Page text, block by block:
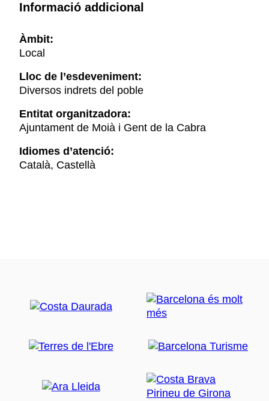
Informació addicional
Àmbit:
Local
Lloc de l’esdeveniment:
Diversos indrets del poble
Entitat organitzadora:
Ajuntament de Moià i Gent de la Cabra
Idiomes d’atenció:
Català, Castellà